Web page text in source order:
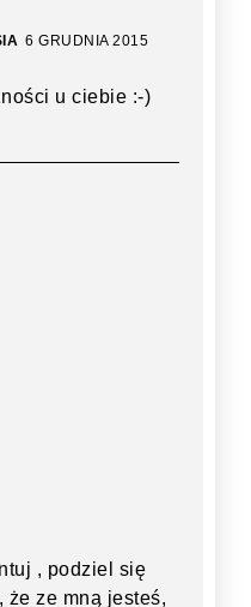
6 GRUDNIA 2015
u ciebie :-)
, podziel się
że ze mną jesteś,